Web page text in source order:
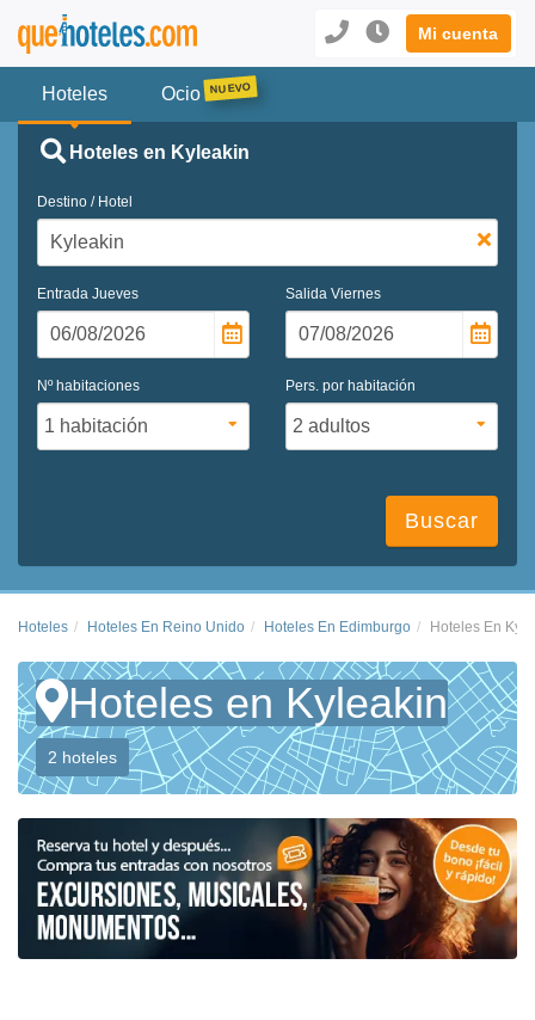
Mi cuenta
Hoteles Ocio
Hoteles en Kyleakin
Destino / Hotel
Entrada Jueves Salida Viernes
Nº habitaciones Pers. por habitación
Buscar
Hoteles Hoteles En Reino Unido Hoteles En Edimburgo Hoteles En
Hoteles en Kyleakin
2 hoteles